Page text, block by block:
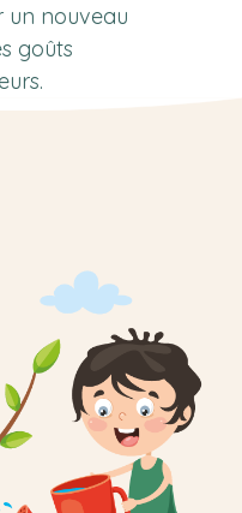
un nouveau
goûts